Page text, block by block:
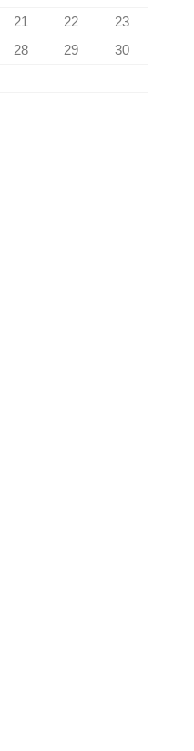
21 22
23
28 29
30